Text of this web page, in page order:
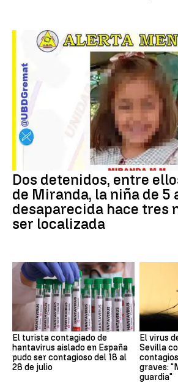
Dos detenidos, entre
de Miranda, la niña de 5
desaparecida hace tres
ser localizada
El turista contagiado de
hantavirus aislado en España
pudo ser contagioso del 18 al
28 de julio
El virus
Sevilla
graves:
guardia"